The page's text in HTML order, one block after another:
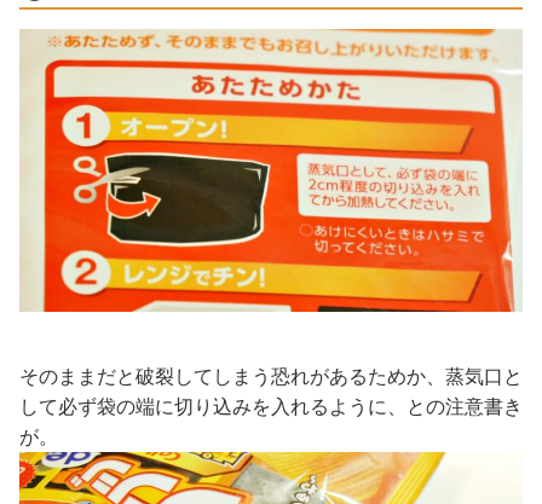
そのままだと破裂してしまう恐れがあるためか、蒸気口と
して必ず袋の端に切り込みを入れるように、との注意書き
が。